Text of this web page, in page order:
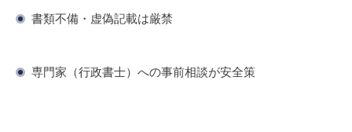
書類不備・虚偽記載は厳禁
専門家（行政書士）への事前相談が安全策